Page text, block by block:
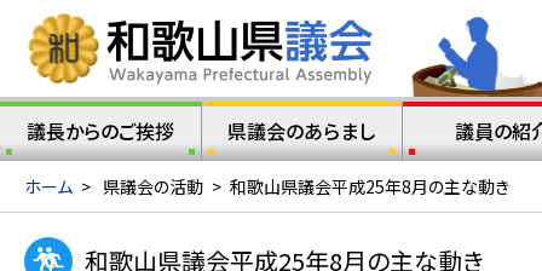
議長からのご挨拶 県議会のあらまし 議員の紹
ホーム > 県議会の活動 > 和歌山県議会平成25年8月の主な動き
和歌山県議会平成25年8月の主な動き